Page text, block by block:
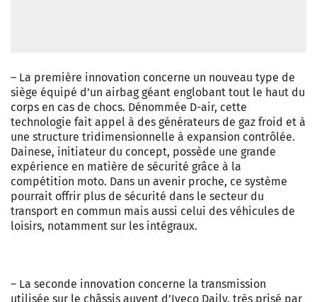
– La première innovation concerne un nouveau type de
siège équipé d’un airbag géant englobant tout le haut du
corps en cas de chocs. Dénommée D-air, cette
technologie fait appel à des générateurs de gaz froid et à
une structure tridimensionnelle à expansion contrôlée.
Dainese, initiateur du concept, possède une grande
expérience en matière de sécurité grâce à la
compétition moto. Dans un avenir proche, ce système
pourrait offrir plus de sécurité dans le secteur du
transport en commun mais aussi celui des véhicules de
loisirs, notamment sur les intégraux.
– La seconde innovation concerne la transmission
utilisée sur le châssis auvent d’Iveco Daily, très prisé par